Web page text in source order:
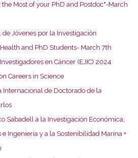
the Most of your PhD and Postdoc"-March
de Jóvenes por la Investigación
and PhD Students- March 7th
en Cáncer (EJIC) 2024
Careers in Science
Internacional de Doctorado de la
Sabadell a la Investigación Económica,
e Ingeniería y a la Sostenibilidad Marina +